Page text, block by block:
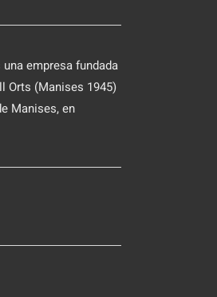
empresa fundada
Orts (Manises 1945)
Manises, en